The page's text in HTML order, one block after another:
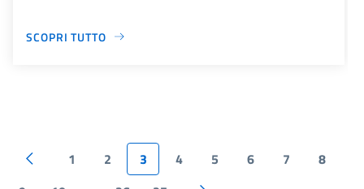
SCOPRI TUTTO
1 2 3 4 5 6 7
8